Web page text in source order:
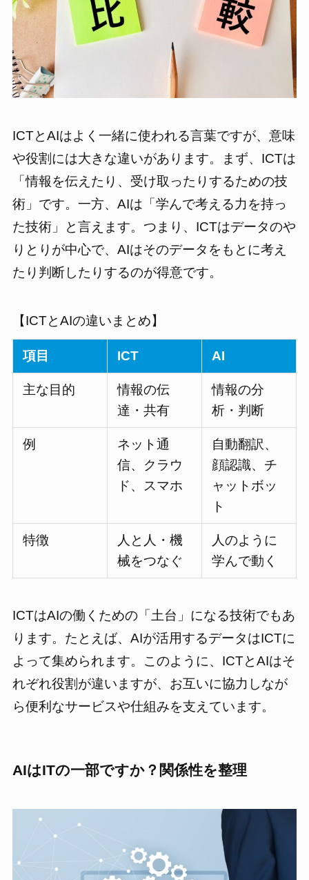
ICTとAIはよく一緒に使われる言葉ですが、意味
や役割には大きな違いがあります。まず、ICTは
「情報を伝えたり、受け取ったりするための技
術」です。一方、AIは「学んで考える力を持っ
た技術」と言えます。つまり、ICTはデータのや
りとりが中心で、AIはそのデータをもとに考え
たり判断したりするのが得意です。
【ICTとAIの違いまとめ】
項目 ICT AI
主な目的
情報の伝
達・共有
情報の分
析・判断
例
ネット通
信、クラウ
ド、スマホ
自動翻訳、
顔認識、チ
ャットボッ
ト
特徴
人と人・機
械をつなぐ
人のように
学んで動く
ICTはAIの働くための「土台」になる技術でもあ
ります。たとえば、AIが活用するデータはICTに
よって集められます。このように、ICTとAIはそ
れぞれ役割が違いますが、お互いに協力しなが
ら便利なサービスや仕組みを支えています。
AIはITの一部ですか？関係性を整理